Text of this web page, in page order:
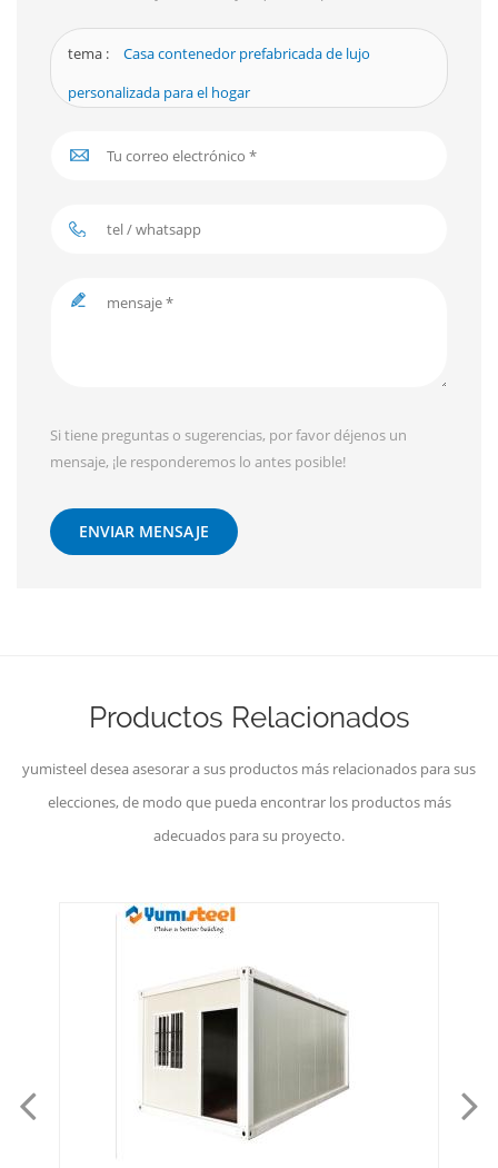
tema :
Casa contenedor prefabricada de lujo
personalizada para el hogar
Si tiene preguntas o sugerencias, por favor déjenos un
mensaje, ¡le responderemos lo antes posible!
ENVIAR MENSAJE
Productos Relacionados
yumisteel desea asesorar a sus productos más relacionados para sus
elecciones, de modo que pueda encontrar los productos más
adecuados para su proyecto.